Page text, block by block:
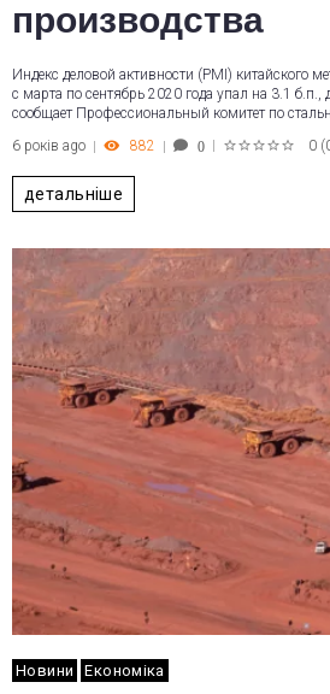
производства
Индекс деловой активности (PMI) китайского
с марта по сентябрь 2020 года упал на 3.1 б.п.,
сообщает Профессиональный комитет по
6 років ago
882 0 0 (
детальніше
Новини Економіка